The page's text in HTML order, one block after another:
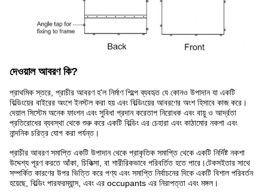
দেওয়াল আবরণ কি?
প্রাথমিক স্তরে, প্রাচীর আবরণ হ'ল নির্মাণ শিল্পে ব্যবহৃত যে কোনও উপাদান যা একটি
বিল্ডিংয়ের বাইরের অংশে ইনস্টল করা হয় এবং বিল্ডিংয়ের আবরণের অংশ হিসাবে কাজ করে।
দেয়াল সিস্টেম অনেক ফাংশন এবং সুবিধা প্রদান করেতাপ নিরোধক এবং বায়ু ও আর্দ্রতা
প্রতিরোধের ব্যবস্থা থেকে শুরু করে একটি বিল্ডিং এর চেহারা এবং কাঠামোর নকশা এবং
নান্দনিক চরিত্র যোগ করা পর্যন্ত।
প্রাচীর আবরণ সমাপ্তি একটি উপাদান থেকে প্রাকৃতিক সমাপ্তি থেকে একটি নির্দিষ্ট নকশা
উদ্দেশ্য পূরণ করতে আঁকা, চিকিত্সা, বা শারীরিকভাবে পরিবর্তিত হতে পারে।টেকসইতার সাথে
সম্পর্কিত কারণের উপর ভিত্তি করে পণ্য এবং সমাপ্তি নির্বাচনের দিকে একটি বিশাল পরিবর্তন
হয়েছে, বিল্ডিং পারফরম্যান্স, এবং এর occupants এর নিরাপত্তা এবং মঙ্গল।